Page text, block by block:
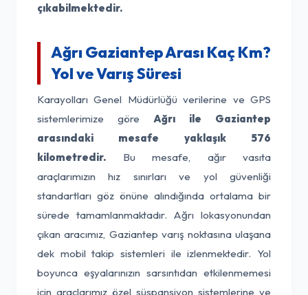
çıkabilmektedir.
Ağrı Gaziantep Arası Kaç Km?
Yol ve Varış Süresi
Karayolları Genel Müdürlüğü verilerine ve GPS
sistemlerimize göre Ağrı ile Gaziantep
arasındaki mesafe yaklaşık 576
kilometredir. Bu mesafe, ağır vasıta
araçlarımızın hız sınırları ve yol güvenliği
standartları göz önüne alındığında ortalama bir
sürede tamamlanmaktadır. Ağrı lokasyonundan
çıkan aracımız, Gaziantep varış noktasına ulaşana
dek mobil takip sistemleri ile izlenmektedir. Yol
boyunca eşyalarınızın sarsıntıdan etkilenmemesi
için araçlarımız özel süspansiyon sistemlerine ve